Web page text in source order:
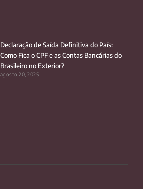
Declaração de Saída Definitiva do País:
Como Fica o CPF e as Contas Bancárias do
Brasileiro no Exterior?
agosto 20, 2025